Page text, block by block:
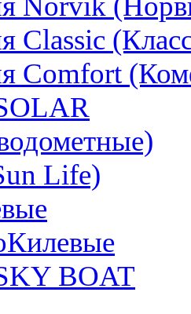
Classic
Comfort
Life)
BOAT